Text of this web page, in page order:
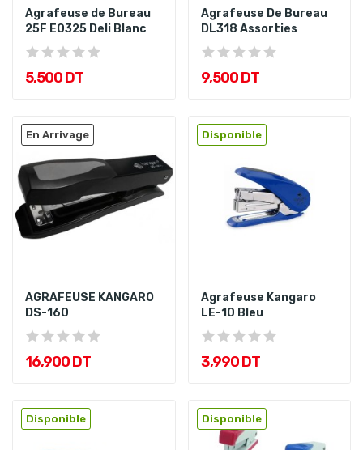
Agrafeuse de Bureau
25F E0325 Deli Blanc
5,500 DT
Agrafeuse De Bureau
DL318 Assorties
9,500 DT
En Arrivage
AGRAFEUSE KANGARO
DS-160
16,900 DT
Disponible
Agrafeuse Kangaro
LE-10 Bleu
3,990 DT
Disponible Disponible